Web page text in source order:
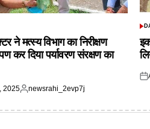
ने मत्स्य विभाग का निरीक्षण
कर दिया पर्यावरण संरक्षण का
2025
Posted
newsrahi_2evp7j